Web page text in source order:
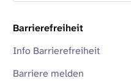
Barrierefreiheit
Info Barrierefreiheit
Barriere melden